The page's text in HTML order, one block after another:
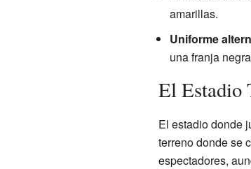
amarillas.
Uniforme
una franja
El Estadio
El estadio donde
terreno donde se
espectadores,